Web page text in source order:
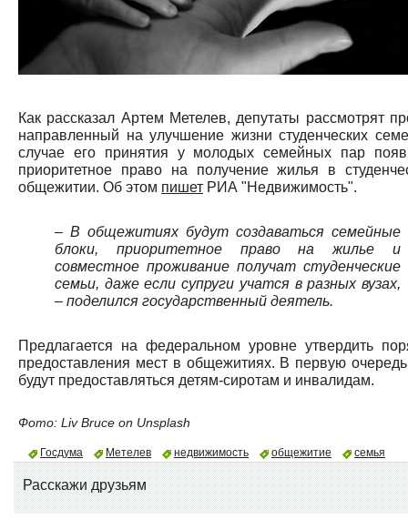
Как рассказал Артем Метелев, депутаты рассмотрят
направленный на улучшение жизни студенческих
случае его принятия у молодых семейных пар
приоритетное право на получение жилья в
общежитии. Об этом пишет РИА "Недвижимость".
– В общежитиях будут создаваться семейные
блоки, приоритетное право на жилье и
совместное проживание получат студенческие
семьи, даже если супруги учатся в разных вузах,
– поделился государственный деятель.
Предлагается на федеральном уровне утвердить
предоставления мест в общежитиях. В первую
будут предоставляться детям-сиротам и инвалидам.
Фото: Liv Bruce on Unsplash
Госдума Метелев недвижимость общежитие семья
Расскажи друзьям